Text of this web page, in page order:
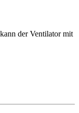
der Ventilator mit